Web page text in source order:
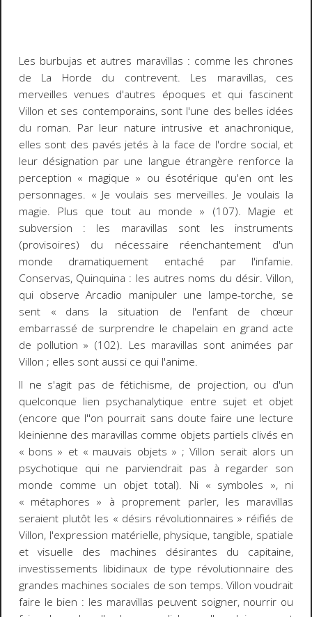
Les burbujas et autres maravillas : comme les chrones
de La Horde du contrevent. Les maravillas, ces
merveilles venues d'autres époques et qui fascinent
Villon et ses contemporains, sont l'une des belles idées
du roman. Par leur nature intrusive et anachronique,
elles sont des pavés jetés à la face de l'ordre social, et
leur désignation par une langue étrangère renforce la
perception « magique » ou ésotérique qu'en ont les
personnages. « Je voulais ses merveilles. Je voulais la
magie. Plus que tout au monde » (107). Magie et
subversion : les maravillas sont les instruments
(provisoires) du nécessaire réenchantement d'un
monde dramatiquement entaché par l'infamie.
Conservas, Quinquina : les autres noms du désir. Villon,
qui observe Arcadio manipuler une lampe-torche, se
sent « dans la situation de l'enfant de chœur
embarrassé de surprendre le chapelain en grand acte
de pollution » (102). Les maravillas sont animées par
Villon ; elles sont aussi ce qui l'anime.
Il ne s'agit pas de fétichisme, de projection, ou d'un
quelconque lien psychanalytique entre sujet et objet
(encore que l''on pourrait sans doute faire une lecture
kleinienne des maravillas comme objets partiels clivés en
« bons » et « mauvais objets » ; Villon serait alors un
psychotique qui ne parviendrait pas à regarder son
monde comme un objet total). Ni « symboles », ni
« métaphores » à proprement parler, les maravillas
seraient plutôt les « désirs révolutionnaires » réifiés de
Villon, l'expression matérielle, physique, tangible, spatiale
et visuelle des machines désirantes du capitaine,
investissements libidinaux de type révolutionnaire des
grandes machines sociales de son temps. Villon voudrait
faire le bien : les maravillas peuvent soigner, nourrir ou